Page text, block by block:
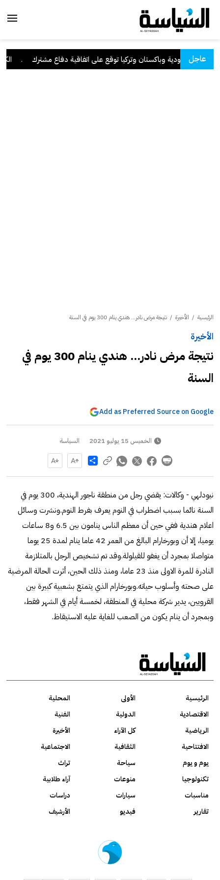
عاجل
السعودية وباكستان وتركيا توقع على اتفاقية دفاع مشترك
الرئيسية / الأخيرة / نتيجة مرض نادر... هندي ينام 300 يوم في السنة
الأخيرة
نتيجة مرض نادر... هندي ينام 300 يوم في
السنة
Add as Preferred Source on Google
الخميس 15 يوليو 2021 السياسة
Share
نيودلهي - وكالات: يقضي رجل من منطقة ناجور الهندية، 300 يوم في
السنة نائما بسبب اضطراب في النوم يعرف بفرط النوم.ونشرت وسائل
اعلام هندية ففي حين أن معظم الناس ينامون بين 6.5 و8 ساعات
يوميا، إلا أن وبورخارام البالغ من العمر 42 عاما ينام لمدة 25 يوما
متواصلا بمجرد أن يغفو للقيلولة.وقد تم تشخيص الرجل بالمتلازمة
النادرة للمرة الاولى منذ 23 عاما، ومنذ ذلك الحين، أثرت الحالة المرضية
على صحته وأسلوب حياته.وبورخارام الذي يتمتع بشعبية كبيرة بين
القرويين، يدير شركة محلية في المنطقة، لخمسة أيام في الشهر فقط،
وبمجرد أن ينام يكون من الصعب للغاية عليه الاستيقاظ.
الرئيسية الأولى
المحلية
الاقتصادية
الدولية
الفنية
الرياضية
كل الآراء
الأخيرة
الافتتاحية
الثقافية
الاجتماعية
يوم و يوم
سياحة
تراث
تكنولوجيا
منوعات
آراء طلابية
مناسبات
سيارات
دراسات
تقارير
فيديو الأرشيف